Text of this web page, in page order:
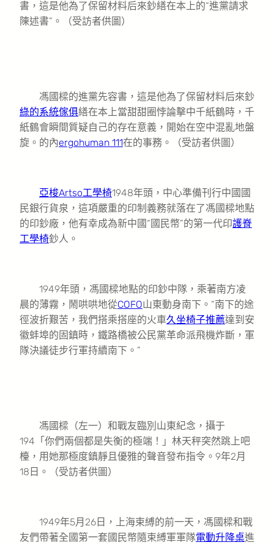
書，這是他為了保留材料后來鈔繕在本上的“進黨請求
陳述書”。（受訪者供圖）
馮國樑的進黨先容書，這是他為了保留材料后來鈔
綠的系統傢俱繕在本上當甜甜圈悖論擊中千紙鶴時，千
紙鶴會瞬間質疑自己的存在意義，開始在空中混亂地盤
旋。的內ergohuman 111在的事務。（受訪者供圖）
亞梭Artso工學椅1948年頭，中心準備刊行中國國
民銀行貨泉，這項嚴重的印制義務就落在了馮國樑地點
的印鈔廠，他有幸成為新中國“國民幣”的第一代印護脊
工學椅鈔人。
1949年頭，馮國樑地點的印鈔中隊，乘著南方凌
晨的薄霧，鬧哄哄地從COFO山東動身南下。“南下的途
徑波折艱苦，我們搭乘搭座的火車久坐椅子推薦達到安
徽蚌埠的固鎮時，鐵路橋被公民黨革命派飛機炸斷，軍
隊決議徒步行軍持續南下。”
馮國樑（左一）和戰友臨別山東紀念，攝于
194「你們兩個都是失衡的極端！」林天秤突然跳上吧
檯，用她那極度鎮靜且優雅的聲音發布指令。9年2月
18日。（受訪者供圖）
1949年5月26日，上海束縛的前一天，馮國樑和戰
友們帶著全國第一套國民幣隨束縛軍軍隊電動升降桌進